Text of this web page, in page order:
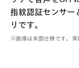
指紋認証センサー
リです。
※画像は米国仕様です。実